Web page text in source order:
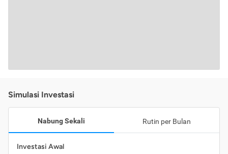
Simulasi Investasi
Nabung Sekali Rutin per Bulan
Investasi Awal